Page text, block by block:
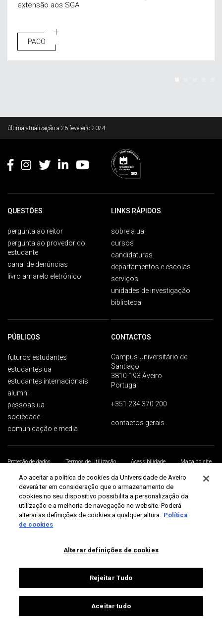
extensão aos SGA
PACO
última atualização a 26 fevereiro 2024
QUESTÕES
pergunta ao reitor
pergunta ao provedor do
estudante
canal de denúncias
livro amarelo eletrónico
LINKS RÁPIDOS
sobre a ua
cursos
candidaturas
departamentos e escolas
serviços
unidades de investigação
biblioteca
PÚBLICOS
futuros estudantes
estudantes ua
estudantes internacionais
alumni
pessoas ua
sociedade
comunicação e media
CONTACTOS
Campus Universitário de
Santiago
3810-193 Aveiro
Portugal
+351 234 370 200
contactos gerais
Proteção de dados Termos de utilização Acessibilidade
Mapa do site
Universidade de Aveiro 2026
Ao aceitar a política de cookies da Universidade de Aveiro
deverá ter em consideração que o armazenamento de
cookies no seu dispositivo possibilita a personalização da
utilização e a melhoria de navegação no website. Poderá
alterar as definições de cookies a qualquer altura. Política
de cookies
Alterar definições de cookies
Rejeitar Tudo
Aceitar tudo